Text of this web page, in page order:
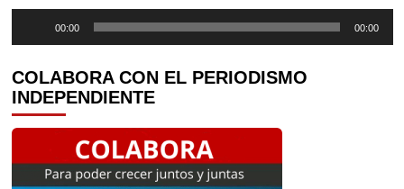
Reproductor
de
audio
00:00 00:00
COLABORA CON EL PERIODISMO
INDEPENDIENTE